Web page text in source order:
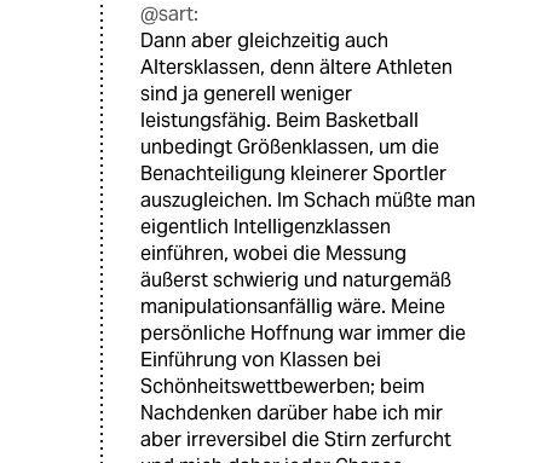
@sart:
Dann aber gleichzeitig auch
Altersklassen, denn ältere Athleten
sind ja generell weniger
leistungsfähig. Beim Basketball
unbedingt Größenklassen, um die
Benachteiligung kleinerer Sportler
auszugleichen. Im Schach müßte man
eigentlich Intelligenzklassen
einführen, wobei die Messung
äußerst schwierig und naturgemäß
manipulationsanfällig wäre. Meine
persönliche Hoffnung war immer die
Einführung von Klassen bei
Schönheitswettbewerben; beim
Nachdenken darüber habe ich mir
aber irreversibel die Stirn zerfurcht